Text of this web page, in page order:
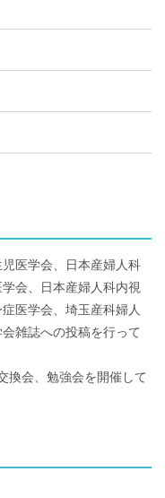
医学会、日本産婦人科
会、日本産婦人科内視
医学会、埼玉産科婦人
雑誌への投稿を行って
換会、勉強会を開催して